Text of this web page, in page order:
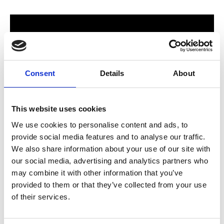
Consent Details About
This website uses cookies
We use cookies to personalise content and ads, to
provide social media features and to analyse our traffic.
We also share information about your use of our site with
our social media, advertising and analytics partners who
may combine it with other information that you’ve
provided to them or that they’ve collected from your use
of their services.
För hela familjen
2024 stod Varbergs nya butik och bygglagar klart. Förmodligen
ett av Sveriges mest välsorterade byggvaruhus som välkomnar
både dig som konsument och proffskund. Varbergs Trä har allt